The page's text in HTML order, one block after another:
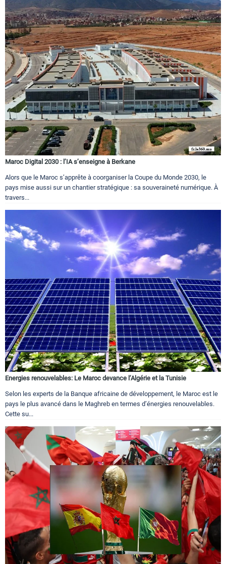
Maroc Digital 2030 : l’IA s’enseigne à Berkane
Alors que le Maroc s’apprête à coorganiser la Coupe du Monde 2030, le
pays mise aussi sur un chantier stratégique : sa souveraineté numérique. À
travers...
Energies renouvelables: Le Maroc devance l’Algérie et la Tunisie
Selon les experts de la Banque africaine de développement, le Maroc est le
pays le plus avancé dans le Maghreb en termes d’énergies renouvelables.
Cette su...